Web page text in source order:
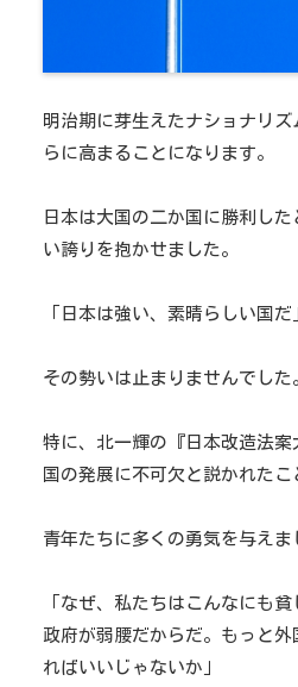
明治期に芽生えたナショナリ
らに高まることになります。
日本は大国の二か国に勝利し
い誇りを抱かせました。
「日本は強い、素晴らしい国だ
その勢いは止まりませんでした
特に、北一輝の『日本改造法
国の発展に不可欠と説かれたこ
青年たちに多くの勇気を与えま
「なぜ、私たちはこんなにも
政府が弱腰だからだ。もっと
ればいいじゃないか」